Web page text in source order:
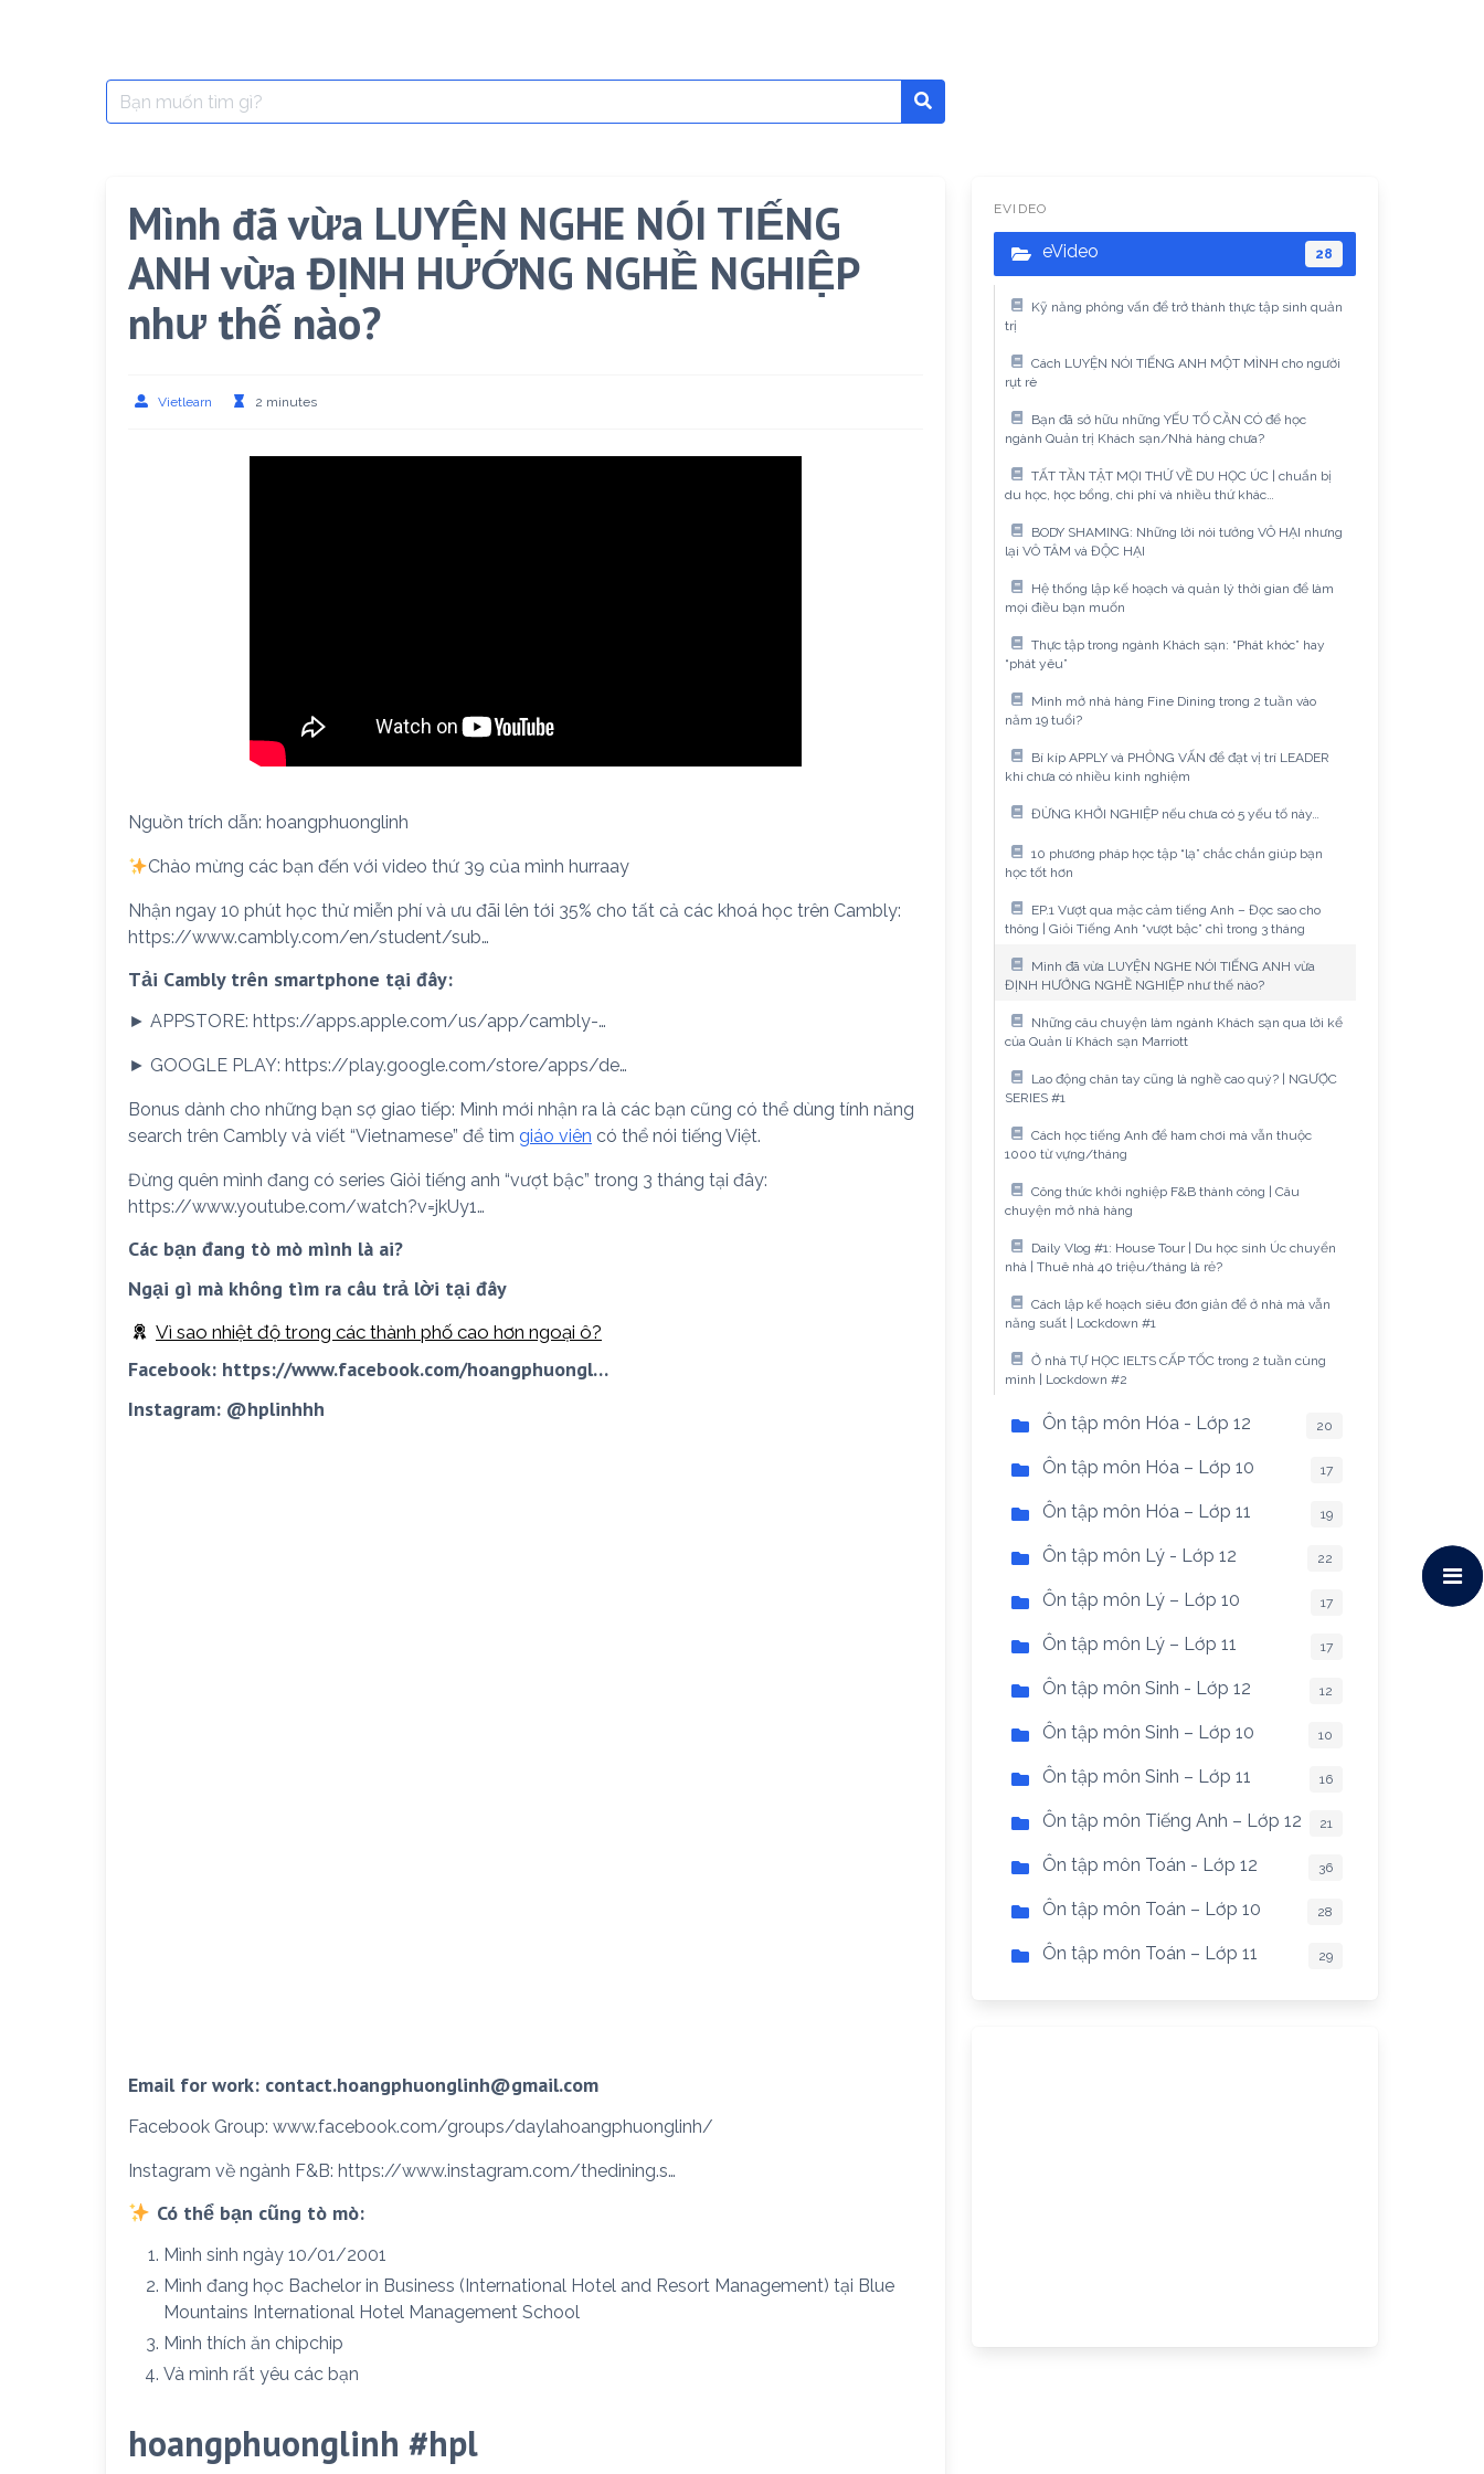
Search
for:
Mình đã vừa LUYỆN NGHE NÓI TIẾNG
ANH vừa ĐỊNH HƯỚNG NGHỀ NGHIỆP
như thế nào?
Vietlearn 2 minutes
Nguồn trích dẫn: hoangphuonglinh
Chào mừng các bạn đến với video thứ 39 của mình hurraay
Nhận ngay 10 phút học thử miễn phí và ưu đãi lên tới 35% cho tất cả các khoá học trên Cambly:
https://www.cambly.com/en/student/sub…
Tải Cambly trên smartphone tại đây:
► APPSTORE: https://apps.apple.com/us/app/cambly-…
► GOOGLE PLAY: https://play.google.com/store/apps/de…
Bonus dành cho những bạn sợ giao tiếp: Mình mới nhận ra là các bạn cũng có thể dùng tính năng
search trên Cambly và viết “Vietnamese” để tìm giáo viên có thể nói tiếng Việt.
Đừng quên mình đang có series Giỏi tiếng anh “vượt bậc” trong 3 tháng tại đây:
https://www.youtube.com/watch?v=jkUy1…
Các bạn đang tò mò mình là ai?
Ngại gì mà không tìm ra câu trả lời tại đây
Vì sao nhiệt độ trong các thành phố cao hơn ngoại ô?
Facebook: https://www.facebook.com/hoangphuongl…
Instagram: @hplinhhh
Email for work: contact.hoangphuonglinh@gmail.com
Facebook Group: www.facebook.com/groups/daylahoangphuonglinh/
Instagram về ngành F&B: https://www.instagram.com/thedining.s…
Có thể bạn cũng tò mò:
Mình sinh ngày 10/01/2001
Mình đang học Bachelor in Business (International Hotel and Resort Management) tại Blue
Mountains International Hotel Management School
Mình thích ăn chipchip
Và mình rất yêu các bạn
hoangphuonglinh #hpl
EVIDEO
eVideo 28
Kỹ năng phỏng vấn để trở thành thực tập sinh quản
trị
Cách LUYỆN NÓI TIẾNG ANH MỘT MÌNH cho người
rụt rè
Bạn đã sở hữu những YẾU TỐ CẦN CÓ để học
ngành Quản trị Khách sạn/Nhà hàng chưa?
TẤT TẦN TẬT MỌI THỨ VỀ DU HỌC ÚC | chuẩn bị
du học, học bổng, chi phí và nhiều thứ khác…
BODY SHAMING: Những lời nói tưởng VÔ HẠI nhưng
lại VÔ TÂM và ĐỘC HẠI
Hệ thống lập kế hoạch và quản lý thời gian để làm
mọi điều bạn muốn
Thực tập trong ngành Khách sạn: “Phát khóc” hay
“phát yêu”
Mình mở nhà hàng Fine Dining trong 2 tuần vào
năm 19 tuổi?
Bí kíp APPLY và PHỎNG VẤN để đạt vị trí LEADER
khi chưa có nhiều kinh nghiệm
ĐỪNG KHỞI NGHIỆP nếu chưa có 5 yếu tố này…
10 phương pháp học tập “lạ” chắc chắn giúp bạn
học tốt hơn
EP.1 Vượt qua mặc cảm tiếng Anh – Đọc sao cho
thông | Giỏi Tiếng Anh “vượt bậc” chỉ trong 3 tháng
Mình đã vừa LUYỆN NGHE NÓI TIẾNG ANH vừa
ĐỊNH HƯỚNG NGHỀ NGHIỆP như thế nào?
Những câu chuyện làm ngành Khách sạn qua lời kể
của Quản lí Khách sạn Marriott
Lao động chân tay cũng là nghề cao quý? | NGƯỢC
SERIES #1
Cách học tiếng Anh để ham chơi mà vẫn thuộc
1000 từ vựng/tháng
Công thức khởi nghiệp F&B thành công | Câu
chuyện mở nhà hàng
Daily Vlog #1: House Tour | Du học sinh Úc chuyển
nhà | Thuê nhà 40 triệu/tháng là rẻ?
Cách lập kế hoạch siêu đơn giản để ở nhà mà vẫn
năng suất | Lockdown #1
Ở nhà TỰ HỌC IELTS CẤP TỐC trong 2 tuần cùng
mình | Lockdown #2
Ôn tập môn Hóa - Lớp 12 20
Ôn tập môn Hóa – Lớp 10 17
Ôn tập môn Hóa – Lớp 11 19
Ôn tập môn Lý - Lớp 12 22
Ôn tập môn Lý – Lớp 10 17
Ôn tập môn Lý – Lớp 11 17
Ôn tập môn Sinh - Lớp 12 12
Ôn tập môn Sinh – Lớp 10 10
Ôn tập môn Sinh – Lớp 11 16
Ôn tập môn Tiếng Anh – Lớp 12 21
Ôn tập môn Toán - Lớp 12 36
Ôn tập môn Toán – Lớp 10 28
Ôn tập môn Toán – Lớp 11 29